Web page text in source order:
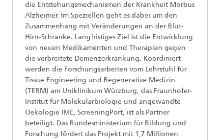
die Entstehungsmechanismen der Krankheit Morbus
Alzheimer. Im Speziellen geht es dabei um den
Zusammenhang mit Veränderungen an der Blut-
Hirn-Schranke. Langfristiges Ziel ist die Entwicklung
von neuen Medikamenten und Therapien gegen
die verbreitete Demenzerkrankung. Koordiniert
werden die Forschungsarbeiten vom Lehrstuhl für
Tissue Engineering und Regenerative Medizin
(TERM) am Uniklinikum Würzburg, das Fraunhofer-
Institut für Molekularbiologie und angewandte
Oekologie IME, ScreeningPort, ist als Partner
beteiligt. Das Bundesministerium für Bildung und
Forschung fördert das Projekt mit 1,7 Millionen